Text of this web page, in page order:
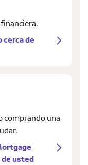
cerca de
comprando una
usted